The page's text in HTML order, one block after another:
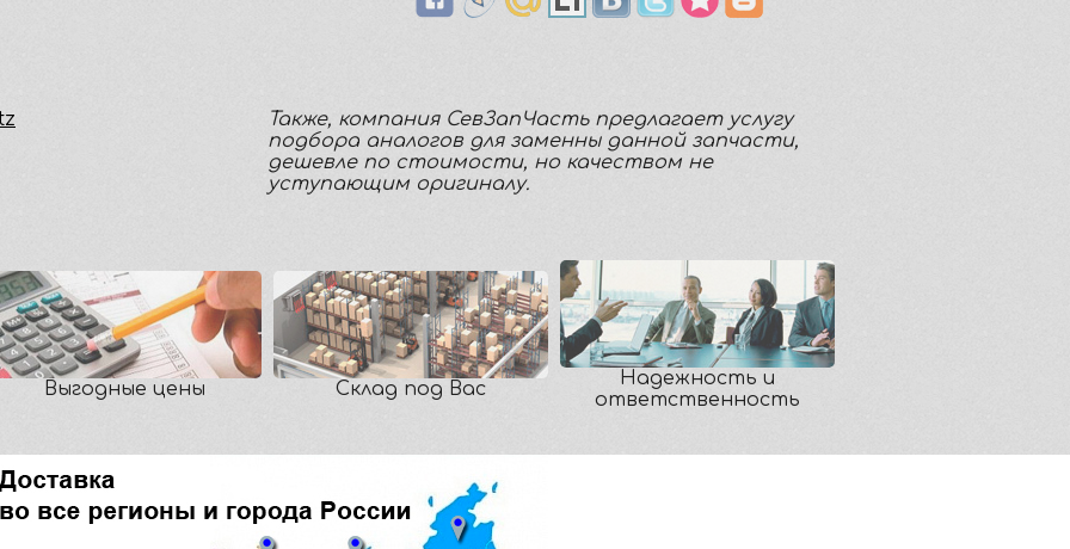
Также, компания СевЗапЧасть предлагает услугу
подбора аналогов для заменны данной запчасти,
дешевле по стоимости, но качеством не
уступающим оригиналу.
Выгодные цены Склад под Вас
Надежность и
ответственность